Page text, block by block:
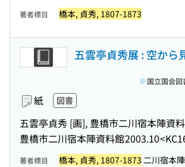
著者標目 橋本, 貞秀, 1807-1873
五雲亭貞秀展 : 空から
紙 図書
五雲亭貞秀 [画], 豊橋市二川宿本陣資
豊橋市二川宿本陣資料館2003.10
国立国会図
著者標目 橋本, 貞秀, 1807-1873 二川宿本